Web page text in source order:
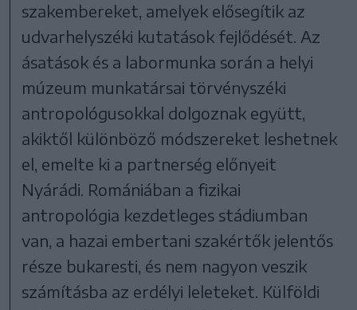
szakembereket, amelyek elősegítik az
udvarhelyszéki kutatások fejlődését. Az
ásatások és a labormunka során a helyi
múzeum munkatársai törvényszéki
antropológusokkal dolgoznak együtt,
akiktől különböző módszereket leshetnek
el, emelte ki a partnerség előnyeit
Nyárádi. Romániában a fizikai
antropológia kezdetleges stádiumban
van, a hazai embertani szakértők jelentős
része bukaresti, és nem nagyon veszik
számításba az erdélyi leleteket. Külföldi